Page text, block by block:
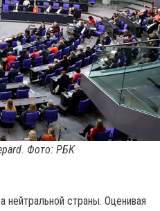
Фото: РБК
нейтральной страны. Оценивая